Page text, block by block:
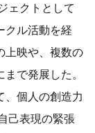
ェクトとして
クル活動を経
上映や、複数の
で発展した。
、個人の創造力
己表現の緊張